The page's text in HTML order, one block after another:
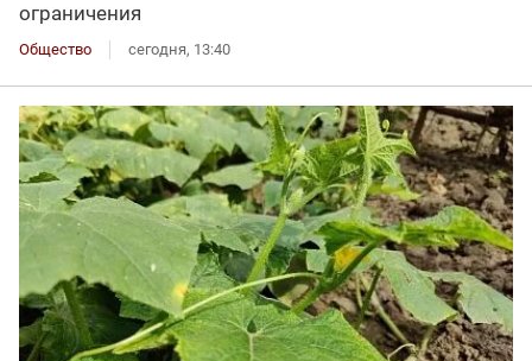
ограничения
Общество сегодня, 13:40